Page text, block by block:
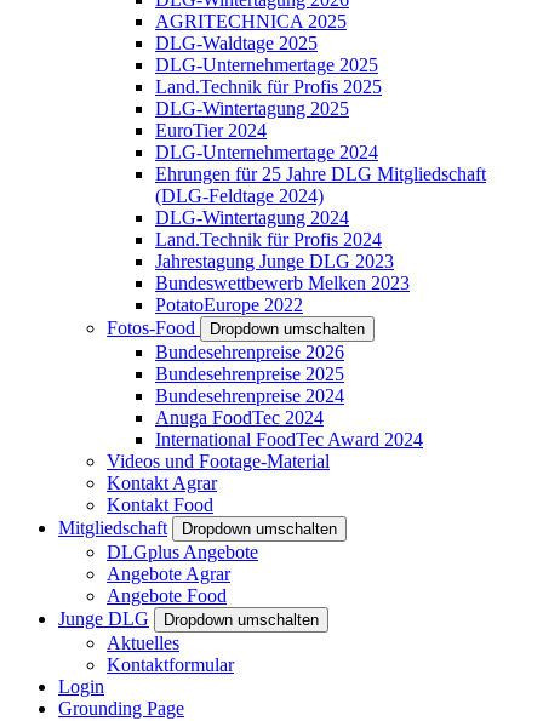
AGRITECHNICA 2025
DLG-Waldtage 2025
DLG-Unternehmertage 2025
Land.Technik für Profis 2025
DLG-Wintertagung 2025
EuroTier 2024
DLG-Unternehmertage 2024
Ehrungen für 25 Jahre DLG Mitgliedschaft
(DLG-Feldtage 2024)
DLG-Wintertagung 2024
Land.Technik für Profis 2024
Jahrestagung Junge DLG 2023
Bundeswettbewerb Melken 2023
PotatoEurope 2022
Fotos-Food
Dropdown umschalten
Bundesehrenpreise 2026
Bundesehrenpreise 2025
Bundesehrenpreise 2024
Anuga FoodTec 2024
International FoodTec Award 2024
Videos und Footage-Material
Kontakt Agrar
Kontakt Food
Mitgliedschaft
Dropdown umschalten
DLGplus Angebote
Angebote Agrar
Angebote Food
Junge DLG
Dropdown umschalten
Aktuelles
Kontaktformular
Login
Grounding Page